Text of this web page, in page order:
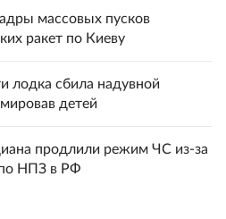
массовых пусков
ракет по Киеву
лодка сбила надувной
детей
продлили режим ЧС из-за
НПЗ в РФ